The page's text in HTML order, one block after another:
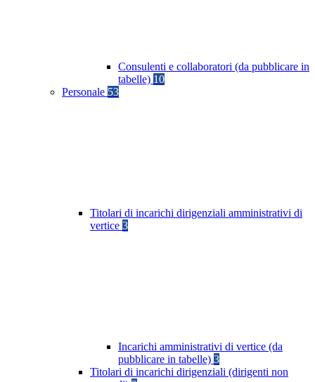
Consulenti e collaboratori (da pubblicare in
tabelle) 10
Personale 53
Titolari di incarichi dirigenziali amministrativi di
vertice 3
Incarichi amministrativi di vertice (da
pubblicare in tabelle) 3
Titolari di incarichi dirigenziali (dirigenti non